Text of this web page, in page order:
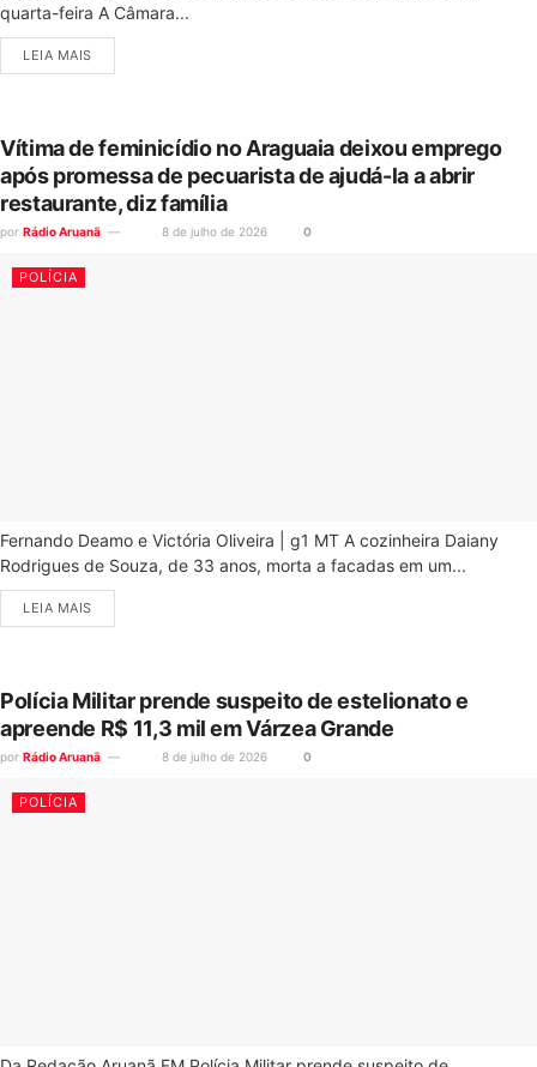
quarta-feira A Câmara...
LEIA MAIS
Vítima de feminicídio no Araguaia deixou emprego
após promessa de pecuarista de ajudá-la a abrir
restaurante, diz família
por Rádio Aruanã 8 de julho de 2026 0
POLÍCIA
Fernando Deamo e Victória Oliveira | g1 MT A cozinheira Daiany
Rodrigues de Souza, de 33 anos, morta a facadas em um...
LEIA MAIS
Polícia Militar prende suspeito de estelionato e
apreende R$ 11,3 mil em Várzea Grande
por Rádio Aruanã 8 de julho de 2026 0
POLÍCIA